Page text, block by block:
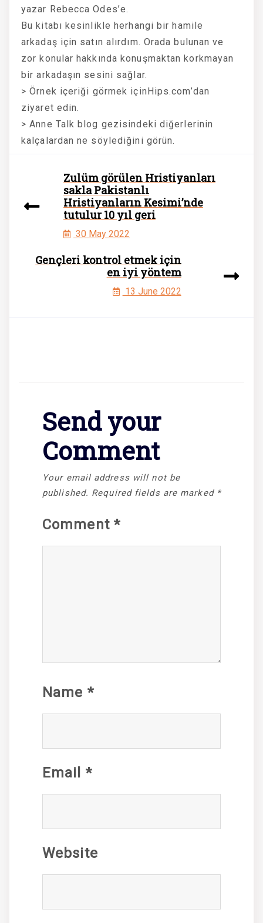
yazar Rebecca Odes’e.
Bu kitabı kesinlikle herhangi bir hamile
arkadaş için satın alırdım. Orada bulunan ve
zor konular hakkında konuşmaktan korkmayan
bir arkadaşın sesini sağlar.
> Örnek içeriği görmek içinHips.com’dan
ziyaret edin.
> Anne Talk blog gezisindeki diğerlerinin
kalçalardan ne söylediğini görün.
Zulüm görülen Hristiyanları
sakla Pakistanlı
Hristiyanların Kesimi’nde
tutulur 10 yıl geri
30 May 2022
Gençleri kontrol etmek için
en iyi yöntem
13 June 2022
Send your
Comment
Your email address will not be
published. Required fields are marked *
Comment *
Name *
Email *
Website